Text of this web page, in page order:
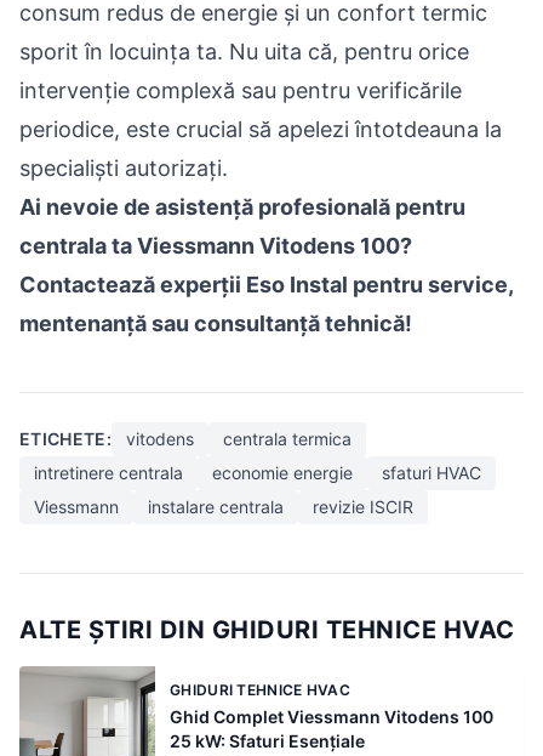
consum redus de energie și un confort termic
sporit în locuința ta. Nu uita că, pentru orice
intervenție complexă sau pentru verificările
periodice, este crucial să apelezi întotdeauna la
specialiști autorizați.
Ai nevoie de asistență profesională pentru
centrala ta Viessmann Vitodens 100?
Contactează experții Eso Instal pentru service,
mentenanță sau consultanță tehnică!
ETICHETE: vitodens
centrala termica
intretinere centrala
economie energie
sfaturi HVAC
Viessmann
instalare centrala revizie ISCIR
ALTE ȘTIRI DIN GHIDURI TEHNICE HVAC
GHIDURI TEHNICE HVAC
Ghid Complet Viessmann Vitodens 100
25 kW: Sfaturi Esențiale